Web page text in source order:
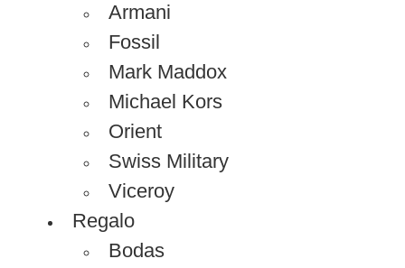
Armani
Fossil
Mark Maddox
Michael Kors
Orient
Swiss Military
Viceroy
Regalo
Bodas